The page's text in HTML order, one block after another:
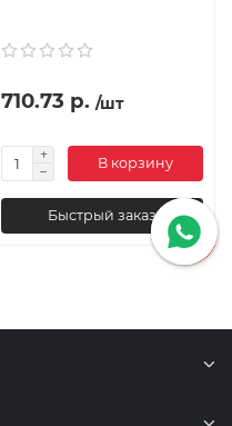
710.73 р. /шт
В корзину
Быстрый заказ